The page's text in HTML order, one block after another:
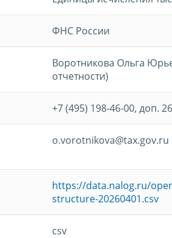
ФНС России
Воротникова Ольга
отчетности)
+7 (495) 198-46-00, доп.
o.vorotnikova@tax.gov.ru
https://data.nalog.ru/
structure-20260401.csv
csv